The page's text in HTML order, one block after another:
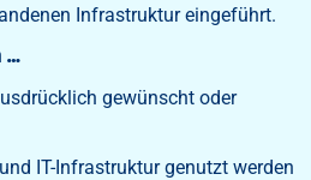
Infrastruktur eingeführt.
…
gewünscht oder
IT-Infrastruktur genutzt werden